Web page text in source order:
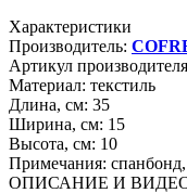
Характеристики
Производитель:
Артикул
Материал: текстиль
Длина, см: 35
Ширина, см: 15
Высота, см: 10
Примечания:
ОПИСАНИЕ И